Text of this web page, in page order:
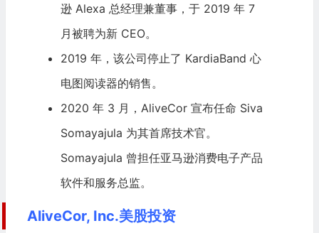
逊Alexa 总经理兼董事，于 2019 年 7
月被聘为新 CEO。
2019 年，该公司停止了 KardiaBand 心
电图阅读器的销售。
2020 年 3 月，AliveCor 宣布任命 Siva
Somayajula 为其首席技术官。
Somayajula 曾担任亚马逊消费电子产品
软件和服务总监。
AliveCor, Inc.美股投资